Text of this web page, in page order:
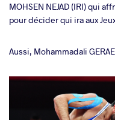
MOHSEN NEJAD (IRI) qui
pour décider qui ira aux
Aussi, Mohammadali